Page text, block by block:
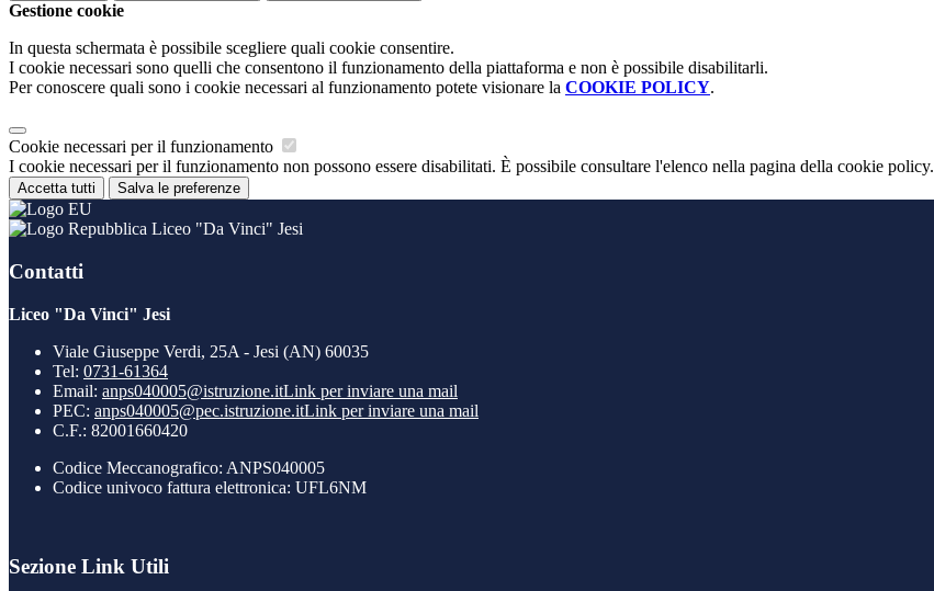
Gestione cookie
In questa schermata è possibile scegliere quali cookie consentire.
I cookie necessari sono quelli che consentono il funzionamento della piattaforma e non è possibile disabilitarli.
Per conoscere quali sono i cookie necessari al funzionamento potete visionare la COOKIE POLICY.
Cookie necessari per il funzionamento
I cookie necessari per il funzionamento non possono essere disabilitati. È possibile consultare l'elenco nella pagina della cookie policy.
Accetta tutti Salva le preferenze
Liceo "Da Vinci" Jesi
Contatti
Liceo "Da Vinci" Jesi
Viale Giuseppe Verdi, 25A - Jesi (AN) 60035
Tel: 0731-61364
Email: anps040005@istruzione.itLink per inviare una mail
PEC: anps040005@pec.istruzione.itLink per inviare una mail
C.F.: 82001660420
Codice Meccanografico: ANPS040005
Codice univoco fattura elettronica: UFL6NM
Sezione Link Utili